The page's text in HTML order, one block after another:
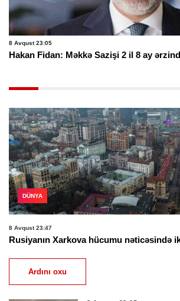
8 Avqust 23:05
Hakan Fidan: Məkkə Sazişi 2 il 8 ay
DÜNYA
8 Avqust 23:47
Rusiyanın Xarkova hücumu nəticəsində
Ardını oxu